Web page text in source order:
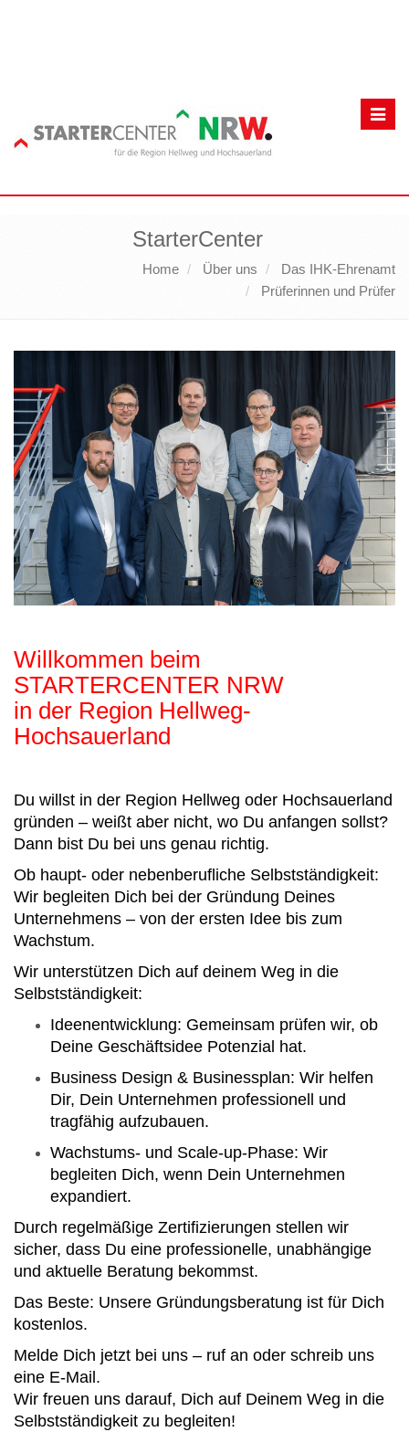
StarterCenter
Home Über uns
Das IHK-Ehrenamt
Prüferinnen und Prüfer
Willkommen beim
STARTERCENTER NRW
in der Region Hellweg-
Hochsauerland
Du willst in der Region Hellweg oder Hochsauerland
gründen – weißt aber nicht, wo Du anfangen sollst?
Dann bist Du bei uns genau richtig.
Ob haupt- oder nebenberufliche Selbstständigkeit:
Wir begleiten Dich bei der Gründung Deines
Unternehmens – von der ersten Idee bis zum
Wachstum.
Wir unterstützen Dich auf deinem Weg in die
Selbstständigkeit:
Ideenentwicklung: Gemeinsam prüfen wir, ob
Deine Geschäftsidee Potenzial hat.
Business Design & Businessplan: Wir helfen
Dir, Dein Unternehmen professionell und
tragfähig aufzubauen.
Wachstums- und Scale-up-Phase: Wir
begleiten Dich, wenn Dein Unternehmen
expandiert.
Durch regelmäßige Zertifizierungen stellen wir
sicher, dass Du eine professionelle, unabhängige
und aktuelle Beratung bekommst.
Das Beste: Unsere Gründungsberatung ist für Dich
kostenlos.
Melde Dich jetzt bei uns – ruf an oder schreib uns
eine E-Mail.
Wir freuen uns darauf, Dich auf Deinem Weg in die
Selbstständigkeit zu begleiten!